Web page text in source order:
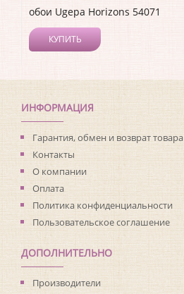
обои Ugepa Horizons 54071
КУПИТЬ
Длина рулона:
10.05
Ширина рулона: 0.53
Материал покрытия:Виниловое
Страна:Франция
Материал основы:
Флизелин
Раппорт:<>
ИНФОРМАЦИЯ
Гарантия, обмен и возврат товара
Контакты
О компании
Оплата
Политика конфиденциальности
Пользовательское соглашение
ДОПОЛНИТЕЛЬНО
Производители